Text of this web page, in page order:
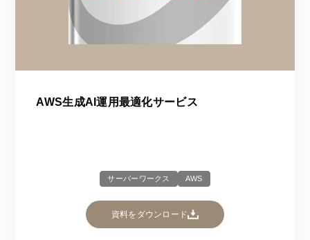
AWS生成AI運用最適化サービス
サーバーワークス AWS
資料をダウンロード